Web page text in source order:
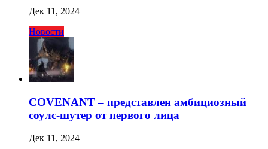
Дек 11, 2024
Новости
COVENANT – представлен амбициозный
соулс-шутер от первого лица
Дек 11, 2024